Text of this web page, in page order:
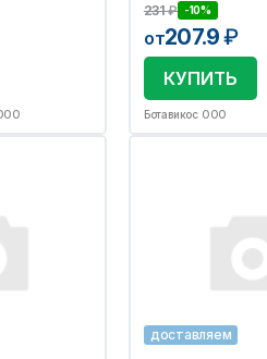
231₽ -10%
от207.9₽
КУПИТЬ
Ботавикос ООО
доставляем